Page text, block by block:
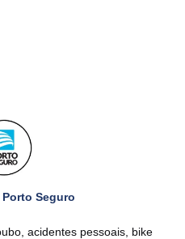
Seguro
acidentes pessoais, bike